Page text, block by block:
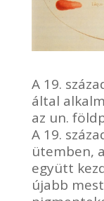
A 19.
által
az un.
A 19.
ütemben,
együtt
újabb